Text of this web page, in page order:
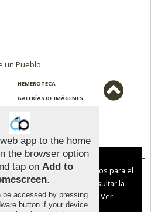
un Pueblo:
HEMEROTECA
GALERÍAS DE IMÁGENES
CONTACTO
ENCUESTAS
de uso|
el Uso de cookies:
cookies nuestras y de terceros para el
del digital. Puedes consultar la
y como desconectarlas.
Ver
de Privacidad y Cookies
app to the home
the browser option
tap on Add to
.
be accessed by pressing
button if your device